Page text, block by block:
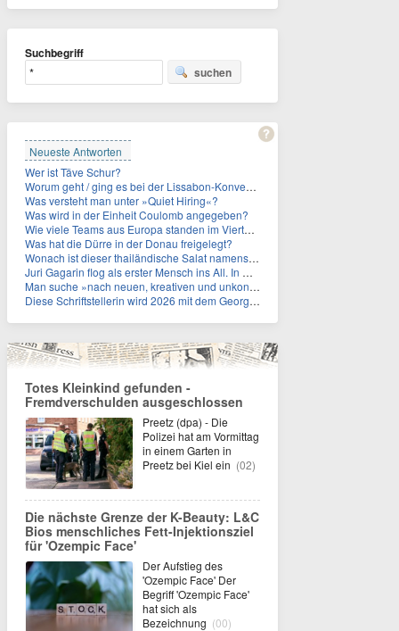
Suchbegriff
suchen
Neueste Antworten
Wer ist Täve Schur?
Worum geht / ging es bei der Lissabon-Konvention?
Was versteht man unter »Quiet Hiring«?
Was wird in der Einheit Coulomb angegeben?
Wie viele Teams aus Europa standen im Viertelfinale der Fußball-WM 2026 in Mexiko, den USA und Kanada?
Was hat die Dürre in der Donau freigelegt?
Wonach ist dieser thailändische Salat namens Nam Tok benannt?
Juri Gagarin flog als erster Mensch ins All. In welchem Jahr?
Man suche »nach neuen, kreativen und unkonventionellen« Ideen im Umgang mit dem Iran, schrieb das US-Militär. An wen?
Diese Schriftstellerin wird 2026 mit dem Georg-Büchner-Preis ausgezeichnet. Wie heißt sie?
Totes Kleinkind gefunden -
Fremdverschulden ausgeschlossen
Preetz (dpa) - Die
Polizei hat am Vormittag
in einem Garten in
Preetz bei Kiel ein (02)
Die nächste Grenze der K-Beauty: L&C
Bios menschliches Fett-Injektionsziel
für 'Ozempic Face'
Der Aufstieg des
'Ozempic Face' Der
Begriff 'Ozempic Face'
hat sich als
Bezeichnung (00)